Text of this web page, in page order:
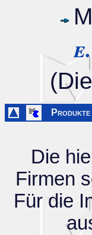
Produkte
Die
Firmen
Für die